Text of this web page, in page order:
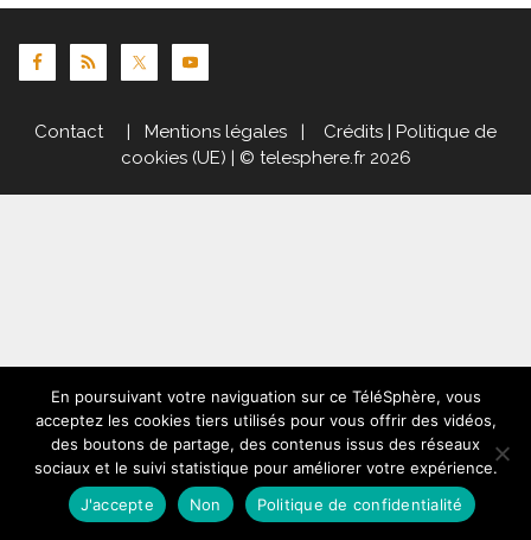
Contact| Mentions légales | Crédits | Politique de
cookies (UE) | © telesphere.fr 2026
En poursuivant votre naviguation sur ce TéléSphère, vous
acceptez les cookies tiers utilisés pour vous offrir des vidéos,
des boutons de partage, des contenus issus des réseaux
sociaux et le suivi statistique pour améliorer votre expérience.
J'accepte
Non Politique de confidentialité